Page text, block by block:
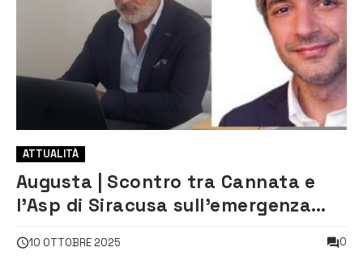
ATTUALITÀ
Augusta | Scontro tra Cannata e
l’Asp di Siracusa sull’emergenza
10 OTTOBRE 2025 0